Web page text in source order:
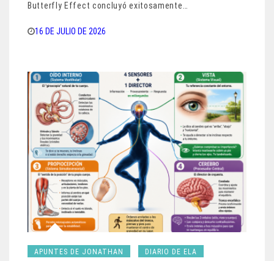
Butterfly Effect concluyó exitosamente…
16 DE JULIO DE 2026
APUNTES DE JONATHAN DIARIO DE ELA